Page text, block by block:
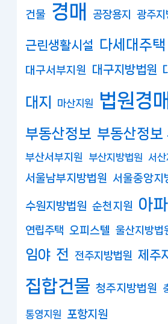
건물 경매 공장용지 광주지
근린생활시설 다세대주택
대구서부지원 대구지방법원
대지 마산지원 법원경매
부동산정보 부동산정보
부산서부지원 부산지방법원 서
서울남부지방법원 서울중앙지
수원지방법원 순천지원 아
연립주택 오피스텔 울산지방법
임야 전 전주지방법원 제주
집합건물 청주지방법원
통영지원 포항지원